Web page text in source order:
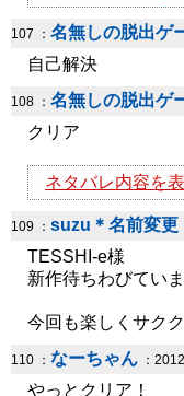
107 ： 名無しの脱出ゲ
自己解決
108 ： 名無しの脱出ゲ
クリア
ネタバレ内容を
109 ： suzu＊名前変更
TESSHI-e様
新作待ちわびてい
今回も楽しくサク
110 ： なーちゃん ：
やっとクリア！